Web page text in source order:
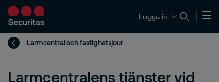
Logga in
Larmcentral och fastighetsjour
Larmcentralens tjänster vid